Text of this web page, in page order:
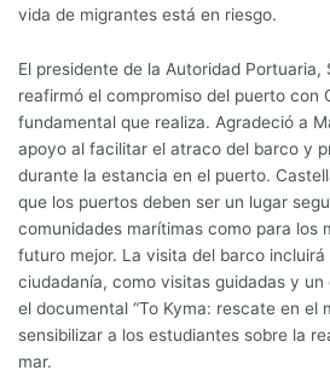
vida de migrantes está en riesgo.
El presidente de la Autoridad Portuaria,
reafirmó el compromiso del puerto con
fundamental que realiza. Agradeció a
apoyo al facilitar el atraco del barco y
durante la estancia en el puerto.
que los puertos deben ser un lugar
comunidades marítimas como para los
futuro mejor. La visita del barco
ciudadanía, como visitas guidadas y
el documental “To Kyma: rescate en el
sensibilizar a los estudiantes sobre la
mar.